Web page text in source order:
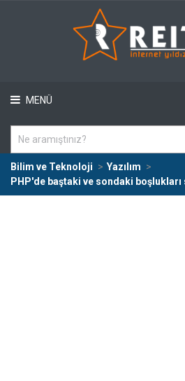
MENÜ
Bilim ve Teknoloji
Yazılım
PHP'de baştaki ve sondaki